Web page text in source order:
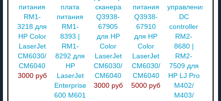
питания
RM1-
3218 для
HP Color
LaserJet
CM6030/
CM6040
3000 руб
плата
питания
RM1-
8393 |
RM1-
8292 для
HP
LaserJet
Enterprise
600 M601
сканера
Q3938-
67905
для HP
Color
LaserJet
CM6030/
CM6040
3000 руб
питания
Q3938-
67910
для HP
Color
LaserJet
CM6030/
CM6040
5000 руб
управления
DC
controller
RM2-
8680 |
RM2-
7509 для
HP LJ Pro
M402/
M403/